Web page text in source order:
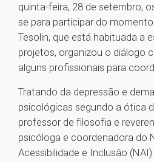
quinta-feira, 28 de setembro,
se para participar do
Tesolin, que está habituada a
projetos, organizou o diálogo
alguns profissionais para
Tratando da depressão e
psicológicas segundo a ótica
professor de filosofia e
psicóloga e coordenadora do
Acessibilidade e Inclusão